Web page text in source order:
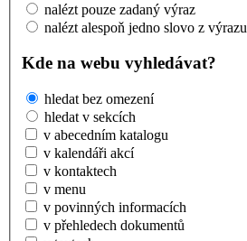
nalézt pouze zadaný výraz
nalézt alespoň jedno slovo z výrazu
Kde na webu vyhledávat?
hledat bez omezení
hledat v sekcích
v abecedním katalogu
v kalendáři akcí
v kontaktech
v menu
v povinných informacích
v přehledech dokumentů